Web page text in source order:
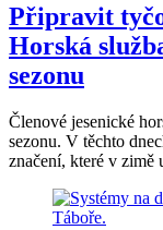
Připravit
Horská
sezonu
Členové jesenické
sezonu. V těchto
značení, které v zimě